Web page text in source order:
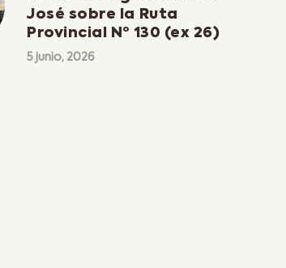
José sobre la Ruta
Provincial Nº 130 (ex 26)
5 junio, 2026